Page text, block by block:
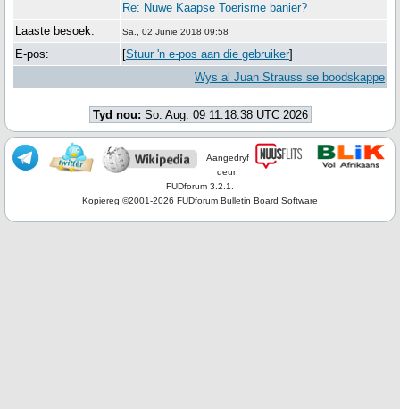
Re: Nuwe Kaapse Toerisme banier?
Laaste besoek:
Sa., 02 Junie 2018 09:58
E-pos: [Stuur 'n e-pos aan die gebruiker]
Wys al Juan Strauss se boodskappe
Tyd nou: So. Aug. 09 11:18:38 UTC 2026
Aangedryf
deur:
FUDforum 3.2.1.
Kopiereg ©2001-2026 FUDforum Bulletin Board Software